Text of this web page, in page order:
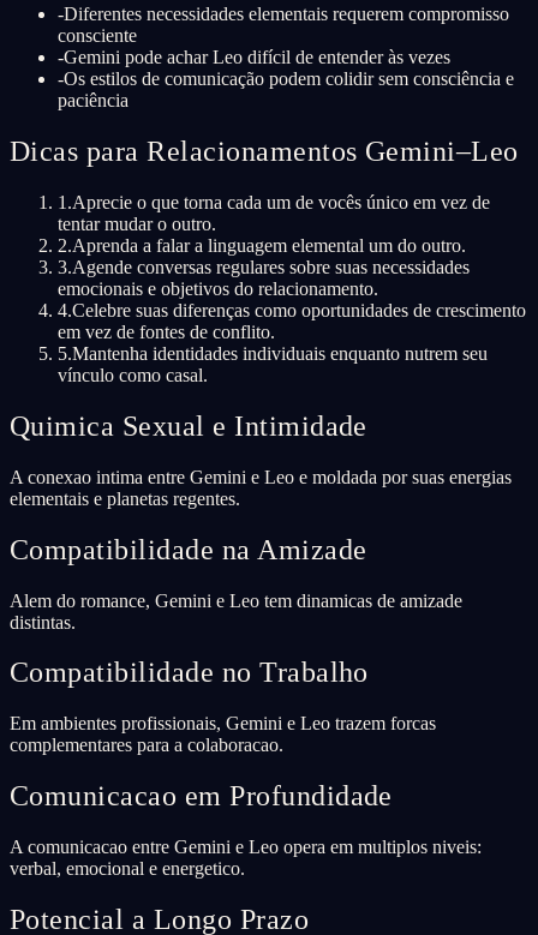
-Diferentes necessidades elementais requerem compromisso
consciente
-Gemini pode achar Leo difícil de entender às vezes
-Os estilos de comunicação podem colidir sem consciência e
paciência
Dicas para Relacionamentos Gemini–Leo
1 .Aprecie o que torna cada um de vocês único em vez de
tentar mudar o outro.
2.Aprenda a falar a linguagem elemental um do outro.
3.Agende conversas regulares sobre suas necessidades
emocionais e objetivos do relacionamento.
4.Celebre suas diferenças como oportunidades de crescimento
em vez de fontes de conflito.
5.Mantenha identidades individuais enquanto nutrem seu
vínculo como casal.
Quimica Sexual e Intimidade
A conexao intima entre Gemini e Leo e moldada por suas energias
elementais e planetas regentes.
Compatibilidade na Amizade
Alem do romance, Gemini e Leo tem dinamicas de amizade
distintas.
Compatibilidade no Trabalho
Em ambientes profissionais, Gemini e Leo trazem forcas
complementares para a colaboracao.
Comunicacao em Profundidade
A comunicacao entre Gemini e Leo opera em multiplos niveis:
verbal, emocional e energetico.
Potencial a Longo Prazo